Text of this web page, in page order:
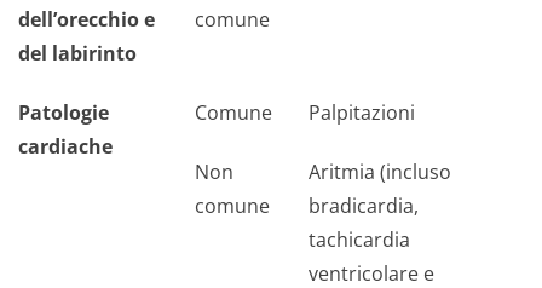
dell’orecchio e
del labirinto
comune
Patologie
cardiache
Comune Palpitazioni
Non
comune
Aritmia (incluso
bradicardia,
tachicardia
ventricolare e